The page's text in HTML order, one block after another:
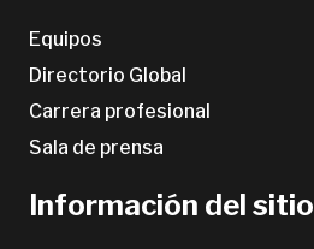
Equipos
Directorio Global
Carrera profesional
Sala de prensa
Información del sitio